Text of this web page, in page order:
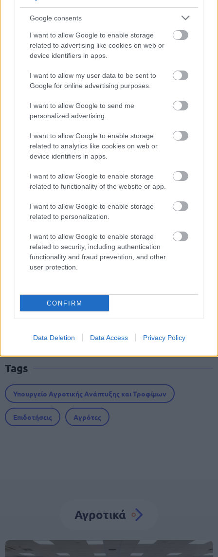
Google consents
I want to allow Google to enable storage
related to advertising like cookies on web or
device identifiers in apps.
I want to allow my user data to be sent to
Google for online advertising purposes.
I want to allow Google to send me
personalized advertising.
I want to allow Google to enable storage
related to analytics like cookies on web or
device identifiers in apps.
I want to allow Google to enable storage
related to functionality of the website or app.
I want to allow Google to enable storage
related to personalization.
I want to allow Google to enable storage
related to security, including authentication
functionality and fraud prevention, and other
user protection.
CONFIRM
Data Deletion Data Access Privacy Policy
Δημοφιλείς Ειδήσεις
e-ΕΦΚΑ: Έως 846 ευρώ επιπλέον στη
σύνταξη – Ποιοι δικαιούνται τα
χρήματα
Πυροσβεστική Σχολή: Νέος
κανονισμός για δόκιμους – Τι αλλάζει
σε διαμονή, σίτιση και πρακτική
ΔΥΠΑ: Ευκαιρία συνταξιοδότησης για
8.000 ανέργους άνω των 55 ετών –
Ξεκίνησαν οι αιτήσεις
ΥΠΕΣ: Προγραμματισμός προσλήψεων
2027 - Παρατείνεται το Β' Στάδιο
Tags
Υπουργείο Αγροτικής Ανάπτυξης και Τροφίμων
Επιδοτήσεις Αγρότες
Αγροτικά